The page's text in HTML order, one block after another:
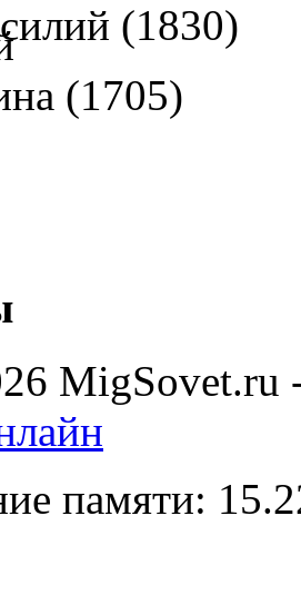
(1830)
(1705)
MigSovet.ru
памяти: